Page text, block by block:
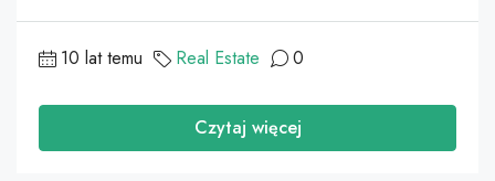
10 lat temu Real Estate 0
Czytaj więcej